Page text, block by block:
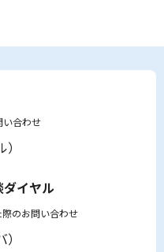
い合わせ
イヤル
のお問い合わせ